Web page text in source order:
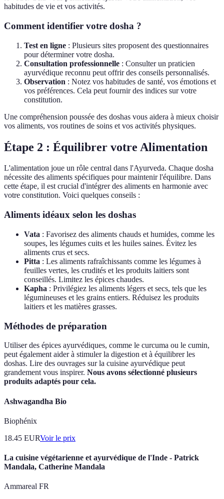
habitudes de vie et vos activités.
Comment identifier votre dosha ?
Test en ligne : Plusieurs sites proposent des questionnaires
pour déterminer votre dosha.
Consultation professionnelle : Consulter un praticien
ayurvédique reconnu peut offrir des conseils personnalisés.
Observation : Notez vos habitudes de santé, vos émotions et
vos préférences. Cela peut fournir des indices sur votre
constitution.
Une compréhension poussée des doshas vous aidera à mieux choisir
vos aliments, vos routines de soins et vos activités physiques.
Étape 2 : Équilibrer votre Alimentation
L'alimentation joue un rôle central dans l'Ayurveda. Chaque dosha
nécessite des aliments spécifiques pour maintenir l'équilibre. Dans
cette étape, il est crucial d'intégrer des aliments en harmonie avec
votre constitution. Voici quelques conseils :
Aliments idéaux selon les doshas
Vata : Favorisez des aliments chauds et humides, comme les
soupes, les légumes cuits et les huiles saines. Évitez les
aliments crus et secs.
Pitta : Les aliments rafraîchissants comme les légumes à
feuilles vertes, les crudités et les produits laitiers sont
conseillés. Limitez les épices chaudes.
Kapha : Privilégiez les aliments légers et secs, tels que les
légumineuses et les grains entiers. Réduisez les produits
laitiers et les matières grasses.
Méthodes de préparation
Utiliser des épices ayurvédiques, comme le curcuma ou le cumin,
peut également aider à stimuler la digestion et à équilibrer les
doshas. Lire des ouvrages sur la cuisine ayurvédique peut
grandement vous inspirer. Nous avons sélectionné plusieurs
produits adaptés pour cela.
Ashwagandha Bio
Biophénix
18.45 EURVoir le prix
La cuisine végétarienne et ayurvédique de l'Inde - Patrick
Mandala, Catherine Mandala
Ammareal FR